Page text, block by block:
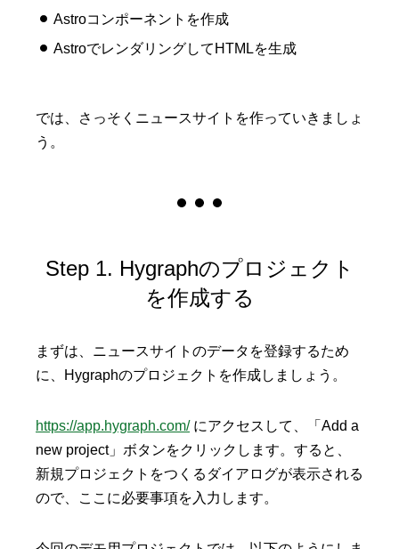
Astroコンポーネントを作成
AstroでレンダリングしてHTMLを生成
では、さっそくニュースサイトを作っていきましょ
う。
Step 1. Hygraphのプロジェクト
を作成する
まずは、ニュースサイトのデータを登録するため
に、Hygraphのプロジェクトを作成しましょう。
https://app.hygraph.com/にアクセスして、「Add a
new project」ボタンをクリックします。すると、
新規プロジェクトをつくるダイアログが表示される
ので、ここに必要事項を入力します。